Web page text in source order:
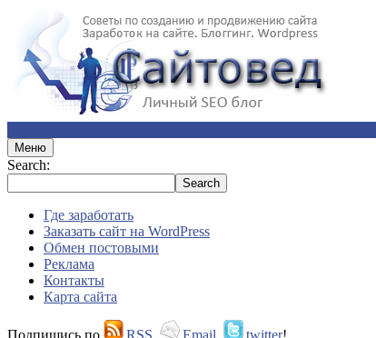
Меню
Search:
Где заработать
Заказать сайт на WordPress
Обмен постовыми
Реклама
Контакты
Карта сайта
Подпишись по RSS, Email, twitter!